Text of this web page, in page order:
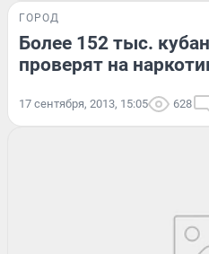
ГОРОД
Более 152 тыс.
проверят на
17 сентября, 2013, 15:05 628